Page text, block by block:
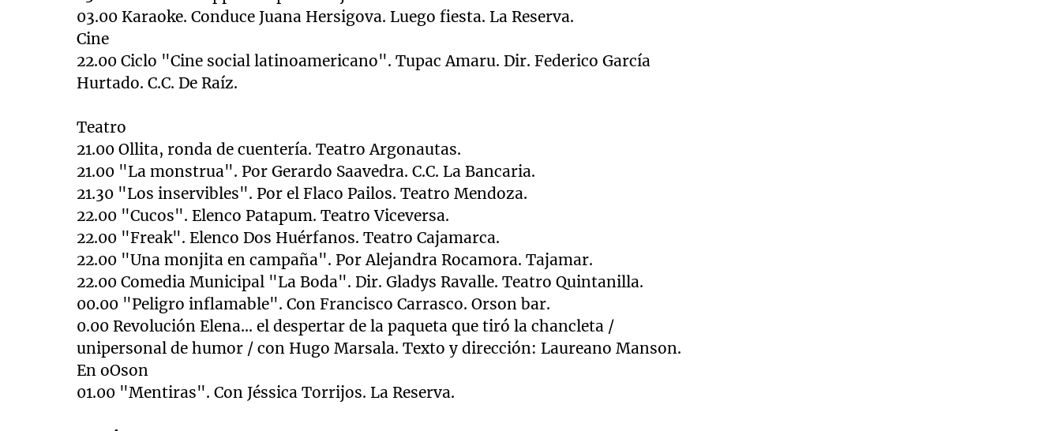
03.00 Karaoke. Conduce Juana Hersigova. Luego fiesta. La Reserva.
Cine
22.00 Ciclo "Cine social latinoamericano". Tupac Amaru. Dir. Federico García
Hurtado. C.C. De Raíz.
Teatro
21.00 Ollita, ronda de cuentería. Teatro Argonautas.
21.00 "La monstrua". Por Gerardo Saavedra. C.C. La Bancaria.
21.30 "Los inservibles". Por el Flaco Pailos. Teatro Mendoza.
22.00 "Cucos". Elenco Patapum. Teatro Viceversa.
22.00 "Freak". Elenco Dos Huérfanos. Teatro Cajamarca.
22.00 "Una monjita en campaña". Por Alejandra Rocamora. Tajamar.
22.00 Comedia Municipal "La Boda". Dir. Gladys Ravalle. Teatro Quintanilla.
00.00 "Peligro inflamable". Con Francisco Carrasco. Orson bar.
0.00 Revolución Elena... el despertar de la paqueta que tiró la chancleta /
unipersonal de humor / con Hugo Marsala. Texto y dirección: Laureano Manson.
En oOson
01.00 "Mentiras". Con Jéssica Torrijos. La Reserva.